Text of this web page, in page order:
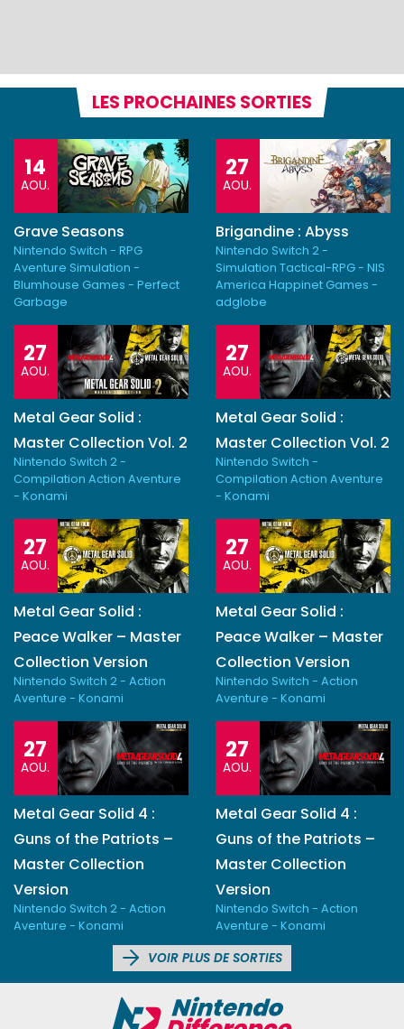
LES PROCHAINES SORTIES
14
AOU.
Grave Seasons
Nintendo Switch - RPG
Aventure Simulation -
Blumhouse Games - Perfect
Garbage
27
AOU.
Brigandine : Abyss
Nintendo Switch 2 -
Simulation Tactical-RPG - NIS
America Happinet Games -
adglobe
27
AOU.
Metal Gear Solid :
Master Collection Vol. 2
Nintendo Switch 2 -
Compilation Action Aventure
- Konami
27
AOU.
Metal Gear Solid :
Master Collection Vol. 2
Nintendo Switch -
Compilation Action Aventure
- Konami
27
AOU.
Metal Gear Solid :
Peace Walker – Master
Collection Version
Nintendo Switch 2 - Action
Aventure - Konami
27
AOU.
Metal Gear Solid :
Peace Walker – Master
Collection Version
Nintendo Switch - Action
Aventure - Konami
27
AOU.
Metal Gear Solid 4 :
Guns of the Patriots –
Master Collection
Version
Nintendo Switch 2 - Action
Aventure - Konami
27
AOU.
Metal Gear Solid 4 :
Guns of the Patriots –
Master Collection
Version
Nintendo Switch - Action
Aventure - Konami
VOIR PLUS DE SORTIES